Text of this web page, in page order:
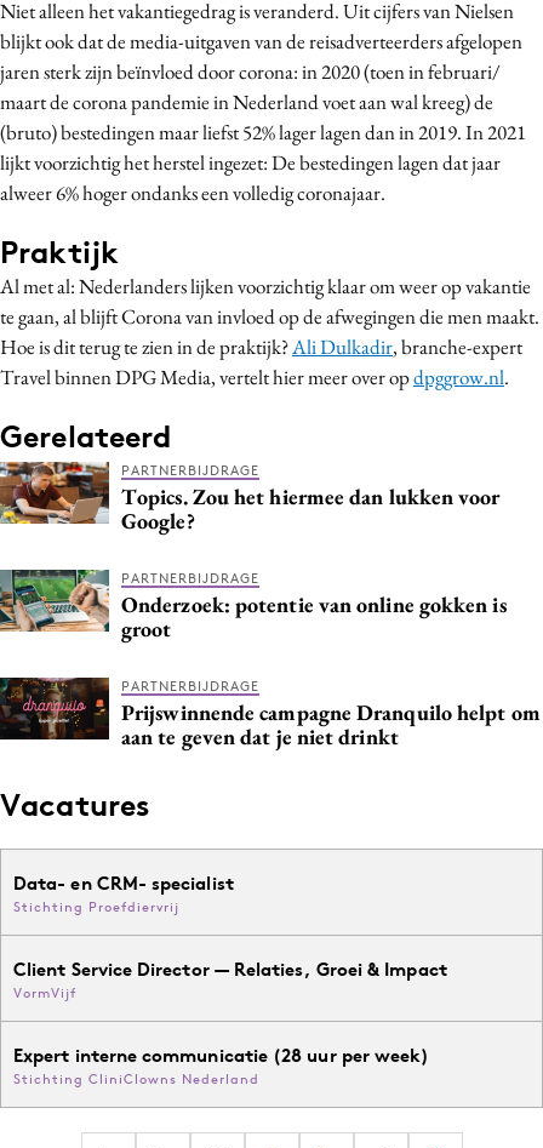
Niet alleen het vakantiegedrag is veranderd. Uit cijfers van Nielsen
blijkt ook dat de media-uitgaven van de reisadverteerders afgelopen
jaren sterk zijn beïnvloed door corona: in 2020 (toen in februari/
maart de corona pandemie in Nederland voet aan wal kreeg) de
(bruto) bestedingen maar liefst 52% lager lagen dan in 2019. In 2021
lijkt voorzichtig het herstel ingezet: De bestedingen lagen dat jaar
alweer 6% hoger ondanks een volledig coronajaar.
Praktijk
Al met al: Nederlanders lijken voorzichtig klaar om weer op vakantie
te gaan, al blijft Corona van invloed op de afwegingen die men maakt.
Hoe is dit terug te zien in de praktijk?Ali Dulkadir, branche-expert
Travel binnen DPG Media, vertelt hier meer over opdpggrow.nl.
Gerelateerd
PARTNERBIJDRAGE
Topics. Zou het hiermee dan lukken voor
Google?
PARTNERBIJDRAGE
Onderzoek: potentie van online gokken is
groot
PARTNERBIJDRAGE
Prijswinnende campagne Dranquilo helpt om
aan te geven dat je niet drinkt
Vacatures
Data- en CRM- specialist
Stichting Proefdiervrij
Client Service Director — Relaties, Groei & Impact
VormVijf
Expert interne communicatie (28 uur per week)
Stichting CliniClowns Nederland